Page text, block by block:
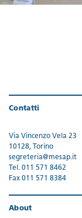
Contatti
Via Vincenzo Vela 23
10128, Torino
segreteria@mesap.it
Tel. 011 571 8462
Fax 011 571 8384
About